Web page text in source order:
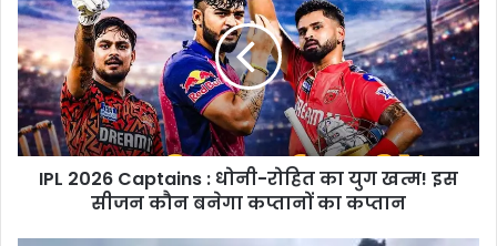
Captains
:
धोनी-
रोहित
का
युग
खत्म!
IPL 2026 Captains : धोनी-रोहित का युग खत्म! इस
सीजन कौन बनेगा कप्तानों का कप्तान